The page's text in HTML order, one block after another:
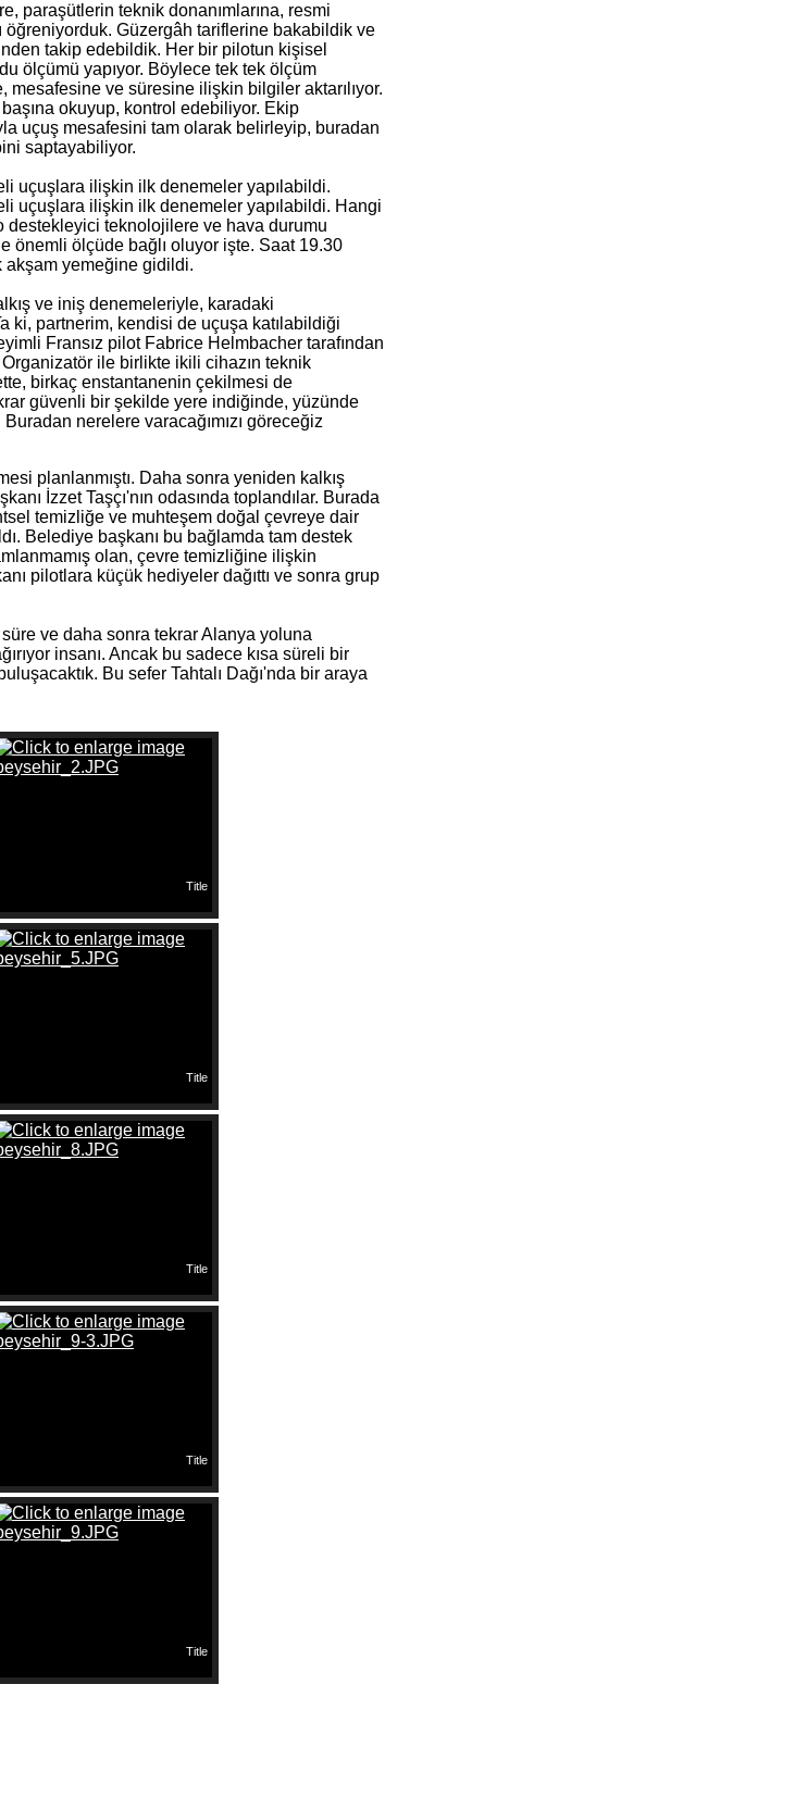
paraşütlerin teknik donanımlarına, resmi
öğreniyorduk. Güzergâh tariflerine bakabildik ve
takip edebildik. Her bir pilotun kişisel
ölçümü yapıyor. Böylece tek tek ölçüm
ve süresine ilişkin bilgiler aktarılıyor.
okuyup, kontrol edebiliyor. Ekip
uçuş mesafesini tam olarak belirleyip, buradan
saptayabiliyor.
uçuşlara ilişkin ilk denemeler yapılabildi.
uçuşlara ilişkin ilk denemeler yapılabildi. Hangi
destekleyici teknolojilere ve hava durumu
önemli ölçüde bağlı oluyor işte. Saat 19.30
akşam yemeğine gidildi.
ve iniş denemeleriyle, karadaki
partnerim, kendisi de uçuşa katılabildiği
Fransız pilot Fabrice Helmbacher tarafından
ile birlikte ikili cihazın teknik
birkaç enstantanenin çekilmesi de
güvenli bir şekilde yere indiğinde, yüzünde
nerelere varacağımızı göreceğiz
planlanmıştı. Daha sonra yeniden kalkış
İzzet Taşçı'nın odasında toplandılar. Burada
temizliğe ve muhteşem doğal çevreye dair
Belediye başkanı bu bağlamda tam destek
olan, çevre temizliğine ilişkin
pilotlara küçük hediyeler dağıttı ve sonra grup
ve daha sonra tekrar Alanya yoluna
insanı. Ancak bu sadece kısa süreli bir
Bu sefer Tahtalı Dağı'nda bir araya
Title
Title
Title
Title
Title